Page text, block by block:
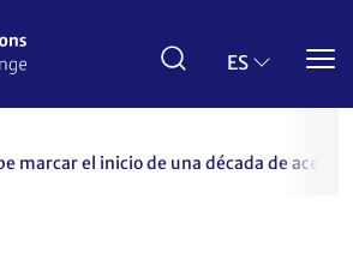
ES
marcar el inicio de una década de